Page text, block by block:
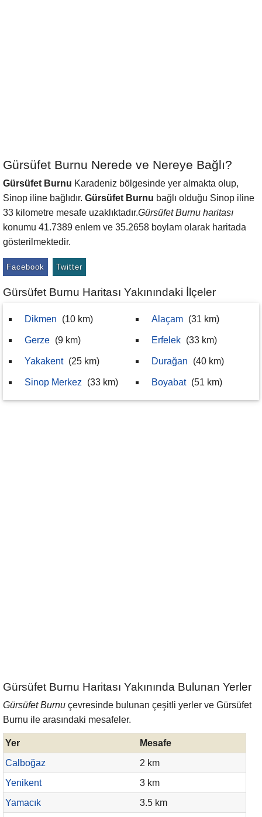
Gürsüfet Burnu Nerede ve Nereye Bağlı?
Gürsüfet Burnu Karadeniz bölgesinde yer almakta olup,
Sinop iline bağlıdır. Gürsüfet Burnu bağlı olduğu Sinop iline
33 kilometre mesafe uzaklıktadır.Gürsüfet Burnu haritası
konumu 41.7389 enlem ve 35.2658 boylam olarak haritada
gösterilmektedir.
Facebook Twitter
Gürsüfet Burnu Haritası Yakınındaki İlçeler
Dikmen (10 km)
Gerze (9 km)
Yakakent (25 km)
Sinop Merkez (33 km)
Alaçam (31 km)
Erfelek (33 km)
Durağan (40 km)
Boyabat (51 km)
Gürsüfet Burnu Haritası Yakınında Bulunan Yerler
Gürsüfet Burnu çevresinde bulunan çeşitli yerler ve Gürsüfet
Burnu ile arasındaki mesafeler.
Yer
Mesafe
Calboğaz
2 km
Yenikent
3 km
Yamacık
3.5 km